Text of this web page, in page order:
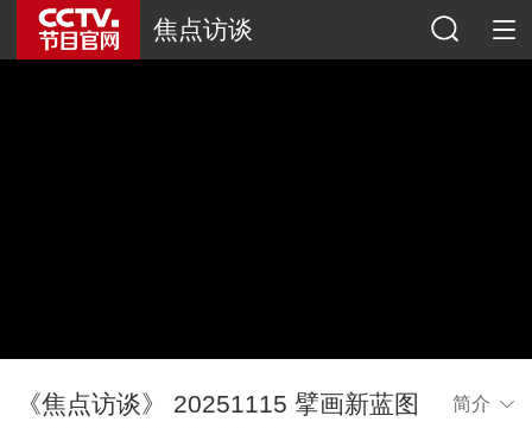
焦点访谈
《焦点访谈》 20251115 擘画新蓝图
简介